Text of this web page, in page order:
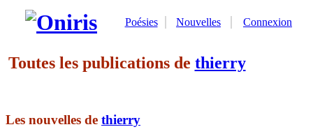
Poésies Nouvelles Connexion
Toutes les publications de thierry
Les nouvelles de thierry